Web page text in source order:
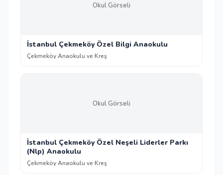
Okul Görseli
İstanbul Çekmeköy Özel Bilgi Anaokulu
Çekmeköy Anaokulu ve Kreş
Okul Görseli
İstanbul Çekmeköy Özel Neşeli Liderler Parkı
(Nlp) Anaokulu
Çekmeköy Anaokulu ve Kreş